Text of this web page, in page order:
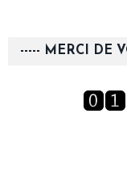
----- MERCI DE